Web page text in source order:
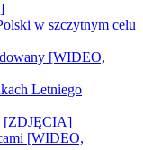
w szczytnym celu
[WIDEO,
Letniego
[ZDJĘCIA]
[WIDEO,